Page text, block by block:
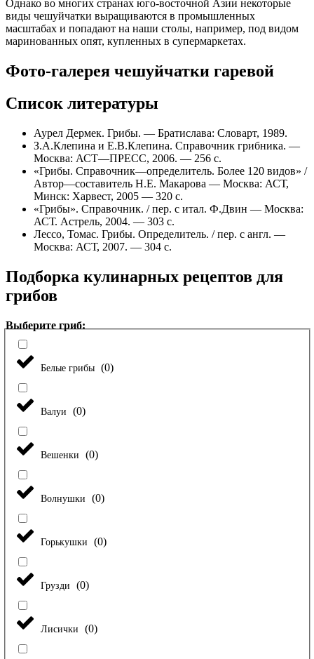
Однако во многих странах юго-восточной Азии некоторые
виды чешуйчатки выращиваются в промышленных
масштабах и попадают на наши столы, например, под видом
маринованных опят, купленных в супермаркетах.
Фото-галерея чешуйчатки гаревой
Список литературы
Аурел Дермек. Грибы. — Братислава: Словарт, 1989.
З.А.Клепина и Е.В.Клепина. Справочник грибника. —
Москва: АСТ—ПРЕСС, 2006. — 256 с.
«Грибы. Справочник—определитель. Более 120 видов» /
Автор—составитель Н.Е. Макарова — Москва: АСТ,
Минск: Харвест, 2005 — 320 с.
«Грибы». Справочник. / пер. с итал. Ф.Двин — Москва:
АСТ. Астрель, 2004. — 303 с.
Лессо, Томас. Грибы. Определитель. / пер. с англ. —
Москва: АСТ, 2007. — 304 с.
Подборка кулинарных рецептов для
грибов
Выберите гриб:
Белые грибы (0)
Валуи (0)
Вешенки (0)
Волнушки (0)
Горькушки (0)
Грузди (0)
Лисички (0)